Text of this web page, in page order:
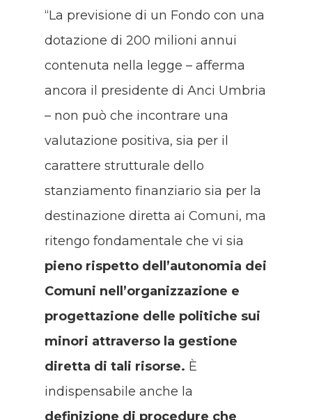
“La previsione di un Fondo con una
dotazione di 200 milioni annui
contenuta nella legge – afferma
ancora il presidente di Anci Umbria
– non può che incontrare una
valutazione positiva, sia per il
carattere strutturale dello
stanziamento finanziario sia per la
destinazione diretta ai Comuni, ma
ritengo fondamentale che vi sia
pieno rispetto dell’autonomia dei
Comuni nell’organizzazione e
progettazione delle politiche sui
minori attraverso la gestione
diretta di tali risorse. È
indispensabile anche la
definizione di procedure che